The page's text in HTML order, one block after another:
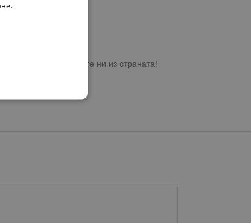
място в магазините ни из страната!